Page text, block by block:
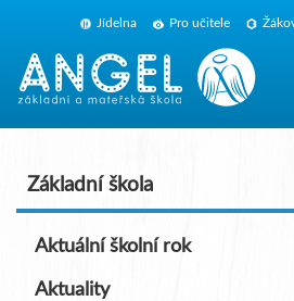
Jídelna Pro učitele
Základní škola
Aktuální školní rok
Aktuality